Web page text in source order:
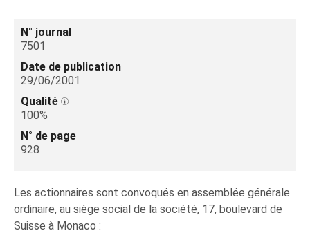
N° journal
7501
Date de publication
29/06/2001
Qualité
100%
N° de page
928
Les actionnaires sont convoqués en assemblée générale
ordinaire, au siège social de la société, 17, boulevard de
Suisse à Monaco :